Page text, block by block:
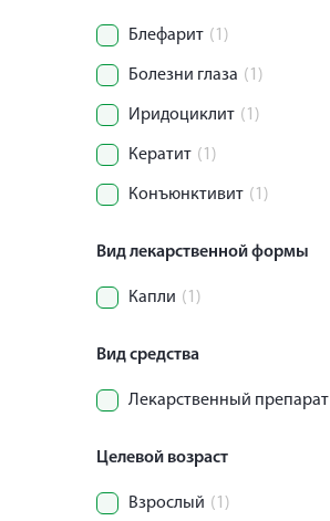
Блефарит (1)
Болезни глаза (1)
Иридоциклит (1)
Кератит (1)
Конъюнктивит (1)
Вид лекарственной формы
Капли (1)
Вид средства
Лекарственный препарат
Целевой возраст
Взрослый (1)